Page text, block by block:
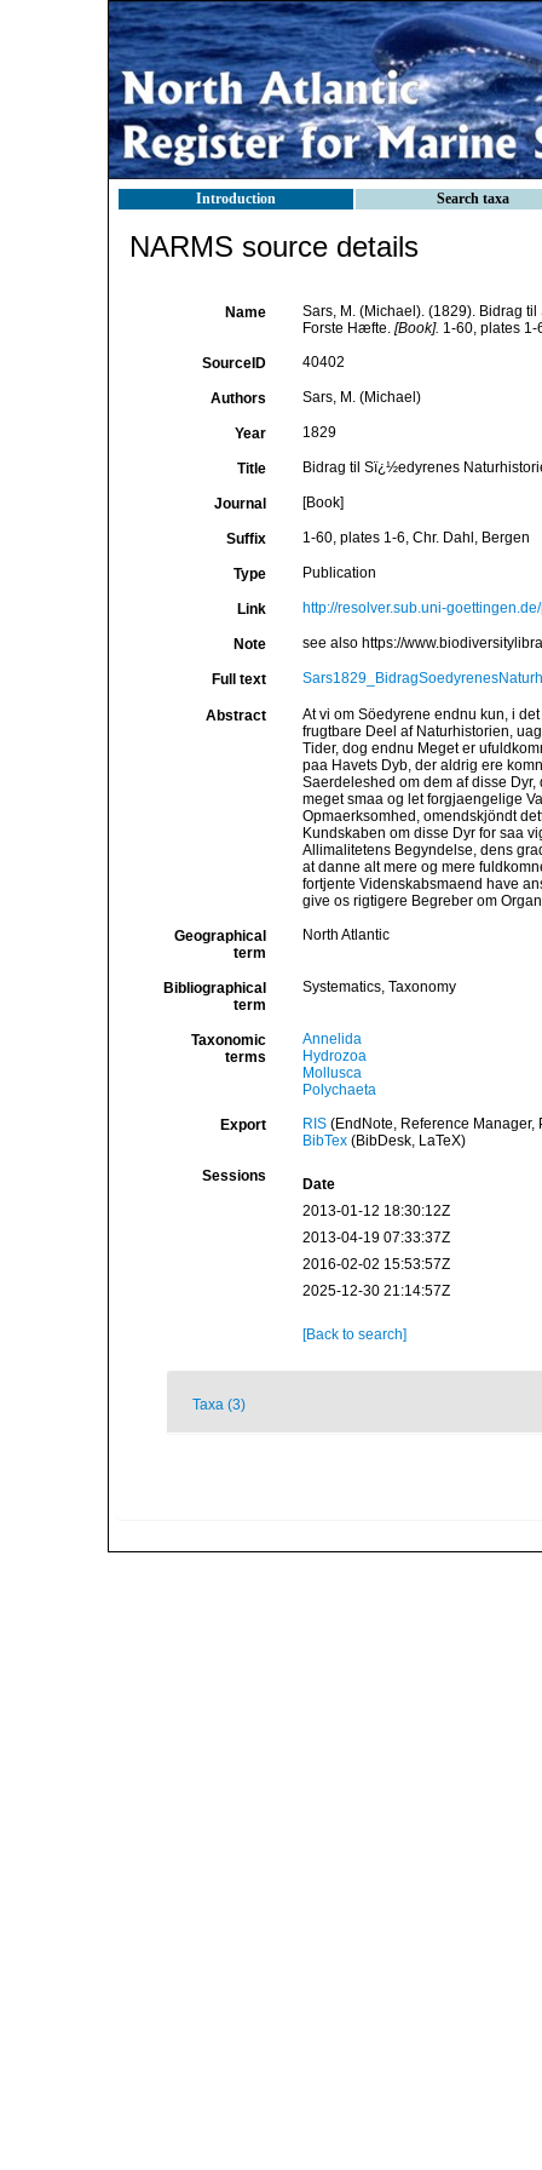
Introduction Search taxa
NARMS source details
Name
Sars, M. (Michael). (1829). Bidrag
Forste Hæfte. [Book]. 1-60, plates 1-
SourceID 40402
Authors Sars, M. (Michael)
Year 1829
Title Bidrag til Sï¿½edyrenes
Journal [Book]
Suffix 1-60, plates 1-6, Chr. Dahl, Bergen
Type Publication
Link http://resolver.sub.uni-
Note see also https://
Full text
Abstract
At vi om Söedyrene endnu kun, i
frugtbare Deel af Naturhistorien,
Tider, dog endnu Meget er
paa Havets Dyb, der aldrig ere
Saerdeleshed om dem af disse
meget smaa og let forgjaengelige
Opmaerksomhed, omendskjöndt
Kundskaben om disse Dyr for saa
Allimalitetens Begyndelse, dens
at danne alt mere og mere
fortjente Videnskabsmaend have
give os rigtigere Begreber om
Geographical
term
North Atlantic
Bibliographical
term
Systematics, Taxonomy
Taxonomic
terms
Annelida
Hydrozoa
Mollusca
Polychaeta
Export RIS(EndNote, Reference Manager,
BibTex(BibDesk, LaTeX)
Sessions
Date
2013-01-12 18:30:12Z
2013-04-19 07:33:37Z
2016-02-02 15:53:57Z
2025-12-30 21:14:57Z
[Back to search]
Taxa (3)